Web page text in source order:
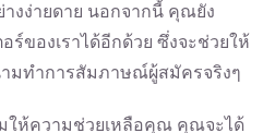
างง่ายดาย นอกจากนี้ คุณยัง
ร์ของเราได้อีกด้วย ซึ่งจะช่วยให้
มทำการสัมภาษณ์ผู้สมัครจริงๆ
ให้ความช่วยเหลือคุณ คุณจะได้